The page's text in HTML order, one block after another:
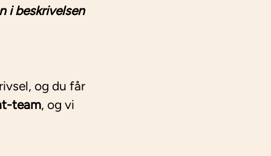
i beskrivelsen
og du får
team, og vi